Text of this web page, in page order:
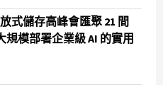
式儲存高峰會匯聚 21 間
模部署企業級 AI 的實用